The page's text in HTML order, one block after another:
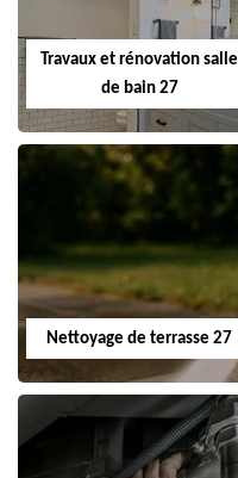
Travaux et rénovation salle
de bain 27
Nettoyage de terrasse 27